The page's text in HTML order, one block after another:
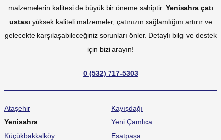
malzemelerin kalitesi de büyük bir öneme sahiptir. Yenisahra çatı
ustası yüksek kaliteli malzemeler, çatınızın sağlamlığını artırır ve
gelecekte karşılaşabileceğiniz sorunları önler. Detaylı bilgi ve destek
için bizi arayın!
0 (532) 717-5303
Ataşehir
Kayışdağı
Yenisahra
Yeni Çamlıca
Küçükbakkalköy
Esatpaşa